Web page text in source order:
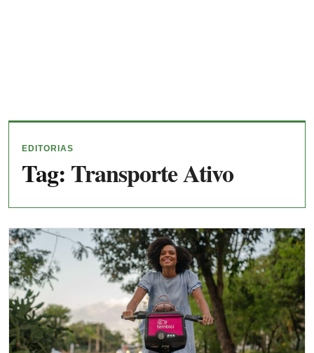
EDITORIAS
Tag: Transporte Ativo